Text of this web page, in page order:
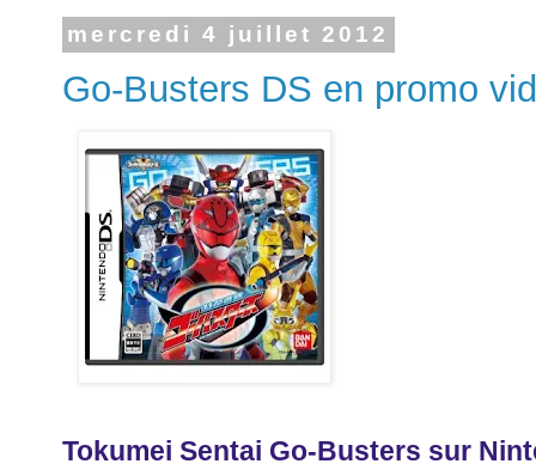
mercredi 4 juillet 2012
Go-Busters DS en promo
Tokumei Sentai Go-Busters sur